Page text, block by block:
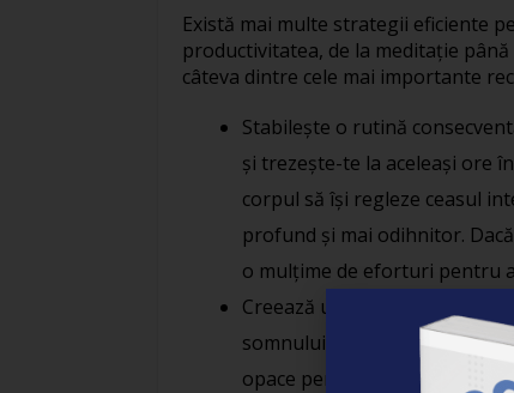
Există mai multe strategii eficiente
productivitatea, de la meditație până
câteva dintre cele mai importante
Stabilește o rutină
și trezește-te la aceleași ore
corpul să își regleze ceasul
profund și mai odihnitor.
o mulțime de eforturi pentru
Creează un mediu ideal de
somnului. Asigură-te că
opace pentru a bloca lumina,